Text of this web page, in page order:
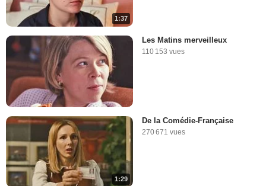
1:37
Les Matins merveilleux
110 153 vues
1:29
De la Comédie-Française
270 671 vues